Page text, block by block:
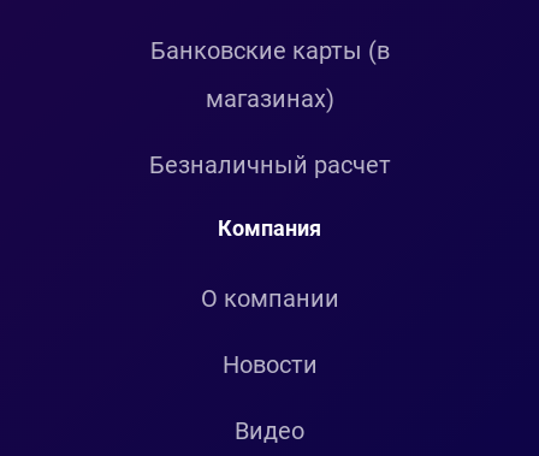
Банковские карты (в
магазинах)
Безналичный расчет
Компания
О компании
Новости
Видео